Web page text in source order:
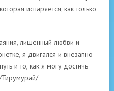
испаряется, как только
лишенный любви и
я двигался и внезапно
и то, как я могу достичь
Тирумурай/